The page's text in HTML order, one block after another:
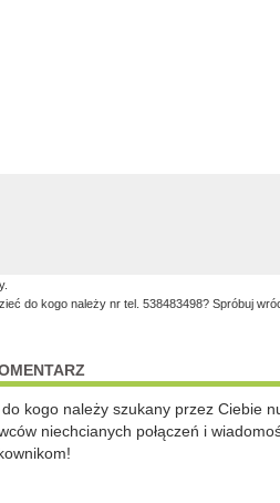
do kogo należy nr tel. 538483498? Spróbuj
kogo należy szukany przez Ciebie
niechcianych połączeń i